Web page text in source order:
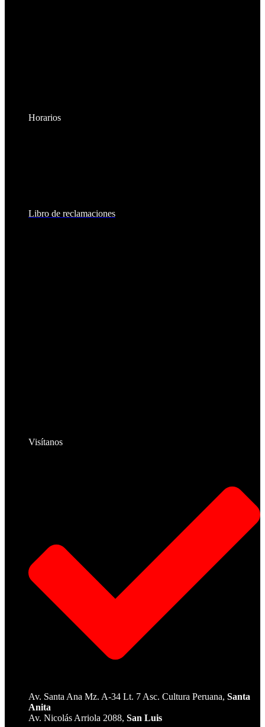
Horarios
Libro de reclamaciones
Visítanos
Av. Santa Ana Mz. A-34 Lt. 7 Asc. Cultura Peruana, Santa
Anita
Av. Nicolás Arriola 2088, San Luis